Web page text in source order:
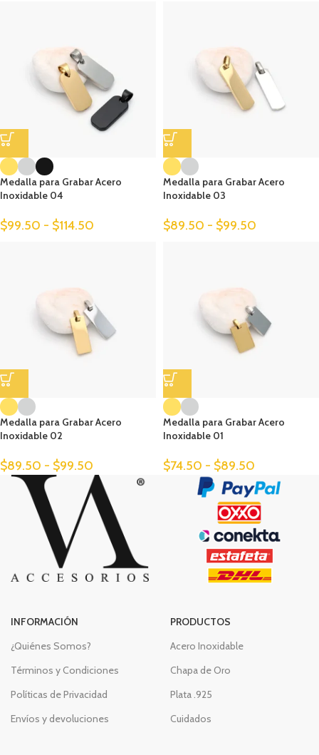
Medalla para Grabar Acero
Inoxidable 04
$99.50 - $114.50
Medalla para Grabar Acero
Inoxidable 03
$89.50 - $99.50
Medalla para Grabar Acero
Inoxidable 02
$89.50 - $99.50
Medalla para Grabar Acero
Inoxidable 01
$74.50 - $89.50
INFORMACIÓN
¿Quiénes Somos?
Términos y Condiciones
Políticas de Privacidad
Envíos y devoluciones
PRODUCTOS
Acero Inoxidable
Chapa de Oro
Plata .925
Cuidados